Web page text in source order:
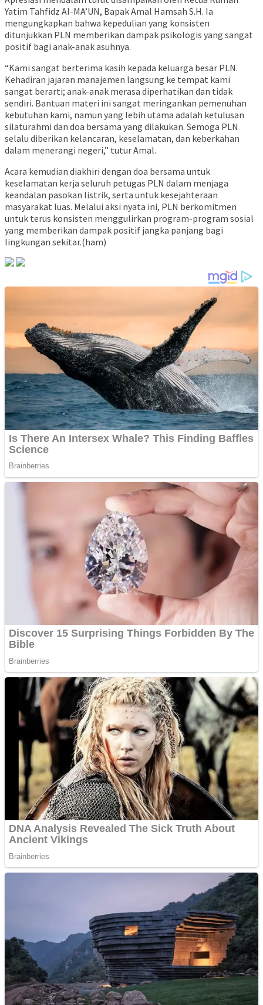
Yatim Tahfidz Al-MA’UN, Bapak Amal Hamsah S.H. Ia
mengungkapkan bahwa kepedulian yang konsisten
ditunjukkan PLN memberikan dampak psikologis yang sangat
positif bagi anak-anak asuhnya.
“Kami sangat berterima kasih kepada keluarga besar PLN.
Kehadiran jajaran manajemen langsung ke tempat kami
sangat berarti; anak-anak merasa diperhatikan dan tidak
sendiri. Bantuan materi ini sangat meringankan pemenuhan
kebutuhan kami, namun yang lebih utama adalah ketulusan
silaturahmi dan doa bersama yang dilakukan. Semoga PLN
selalu diberikan kelancaran, keselamatan, dan keberkahan
dalam menerangi negeri,” tutur Amal.
Acara kemudian diakhiri dengan doa bersama untuk
keselamatan kerja seluruh petugas PLN dalam menjaga
keandalan pasokan listrik, serta untuk kesejahteraan
masyarakat luas. Melalui aksi nyata ini, PLN berkomitmen
untuk terus konsisten menggulirkan program-program sosial
yang memberikan dampak positif jangka panjang bagi
lingkungan sekitar.(ham)